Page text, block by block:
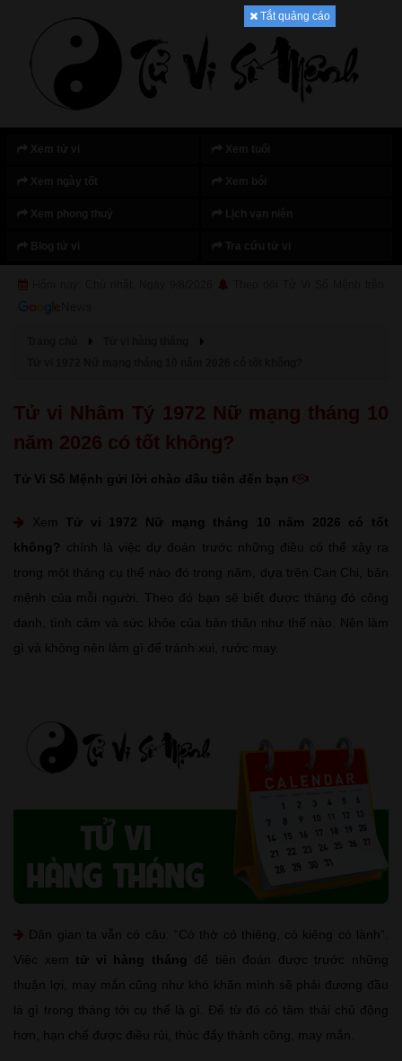
Tắt quảng cáo
Tử vi Nhâm Tý 1972 Nữ mạng tháng 10
năm 2026 có tốt không?
Tử Vi Số Mệnh gửi lời chào đầu tiên đến bạn
Xem Tử vi 1972 Nữ mạng tháng 10 năm 2026 có tốt
không? chính là việc dự đoán trước những điều có thể xảy ra
trong một tháng cụ thể nào đó trong năm, dựa trên Can Chi, bản
mệnh của mỗi người. Theo đó bạn sẽ biết được tháng đó công
danh, tình cảm và sức khỏe của bản thân như thế nào. Nên làm
gì và không nên làm gì để tránh xui, rước may.
Dân gian ta vẫn có câu: “Có thờ có thiêng, có kiêng có lành”.
Việc xem tử vi hàng tháng
để tiên đoán được trước những
thuận lợi, may mắn cũng như khó khăn mình sẽ phải đương đầu
là gì trong tháng tới cụ thể là gì. Để từ đó có tâm thái chủ động
hơn, hạn chế được điều rủi, thúc đẩy thành công, may mắn.